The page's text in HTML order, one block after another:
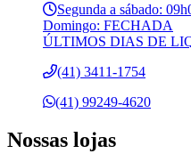
Segunda a sábado:
Domingo: FECHADA
ÚLTIMOS DIAS DE
(41) 3411-1754
(41) 99249-4620
Nossas lojas